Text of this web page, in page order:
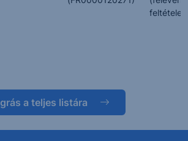
a teljes listára